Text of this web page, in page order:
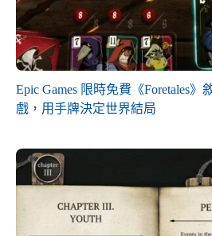
Epic Games 限時免費《Foretales》
戲，用手牌決定世界結局